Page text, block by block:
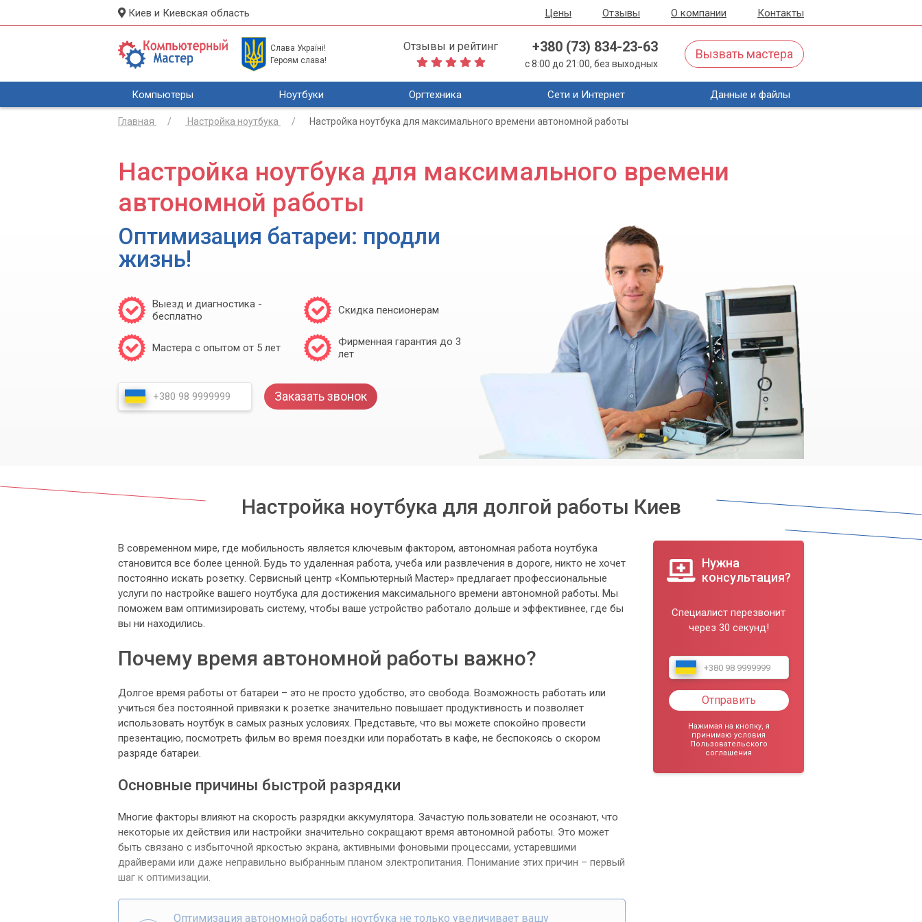
Киев и Киевская область Цены Отзывы О компании Контакты
Слава Україні!
Героям слава!
Отзывы и рейтинг +380 (73) 834-23-63
с 8:00 до 21:00, без выходных
Вызвать мастера
Компьютеры Ноутбуки Оргтехника Сети и Интернет Данные и файлы
Главная Настройка ноутбука Настройка ноутбука для максимального времени автономной работы
Настройка ноутбука для максимального времени
автономной работы
Оптимизация батареи: продли
жизнь!
Выезд и диагностика -
бесплатно
Скидка пенсионерам
Мастера с опытом от 5 лет
Фирменная гарантия до 3
лет
Заказать звонок
Настройка ноутбука для долгой работы Киев
В современном мире, где мобильность является ключевым фактором, автономная работа ноутбука
становится все более ценной. Будь то удаленная работа, учеба или развлечения в дороге, никто не хочет
постоянно искать розетку. Сервисный центр «Компьютерный Мастер» предлагает профессиональные
услуги по настройке вашего ноутбука для достижения максимального времени автономной работы. Мы
поможем вам оптимизировать систему, чтобы ваше устройство работало дольше и эффективнее, где бы
вы ни находились.
Почему время автономной работы важно?
Долгое время работы от батареи – это не просто удобство, это свобода. Возможность работать или
учиться без постоянной привязки к розетке значительно повышает продуктивность и позволяет
использовать ноутбук в самых разных условиях. Представьте, что вы можете спокойно провести
презентацию, посмотреть фильм во время поездки или поработать в кафе, не беспокоясь о скором
разряде батареи.
Основные причины быстрой разрядки
Многие факторы влияют на скорость разрядки аккумулятора. Зачастую пользователи не осознают, что
некоторые их действия или настройки значительно сокращают время автономной работы. Это может
быть связано с избыточной яркостью экрана, активными фоновыми процессами, устаревшими
драйверами или даже неправильно выбранным планом электропитания. Понимание этих причин – первый
шаг к оптимизации.
Оптимизация автономной работы ноутбука не только увеличивает вашу
Нужна
консультация?
Специалист перезвонит
через 30 секунд!
Отправить
Нажимая на кнопку, я
принимаю условия
Пользовательского
соглашения